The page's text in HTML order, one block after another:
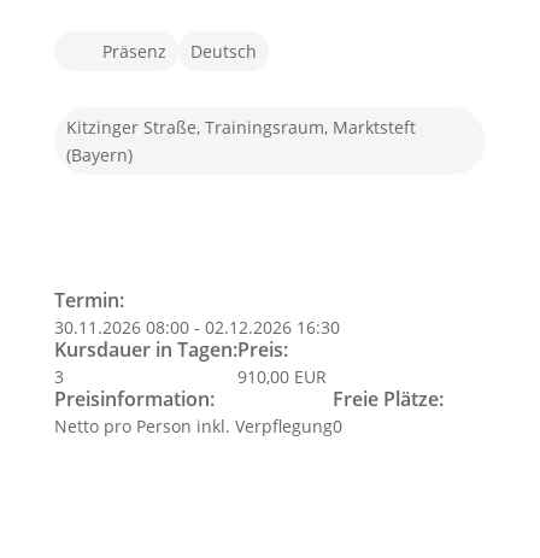
Präsenz Deutsch
Kitzinger Straße, Trainingsraum, Marktsteft
(Bayern)
Termin:
30.11.2026 08:00 - 02.12.2026 16:30
Kursdauer in Tagen:
3
Preis:
910,00 EUR
Preisinformation:
Netto pro Person inkl. Verpflegung
Freie Plätze:
0